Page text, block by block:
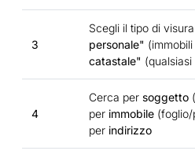
3
Scegli il tipo di
personale"
catastale"
4
Cerca per soggetto
per immobile
per indirizzo